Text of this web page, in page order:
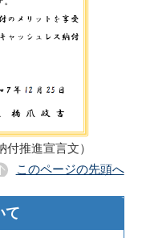
付推進宣言文）
このページの先頭へ
て